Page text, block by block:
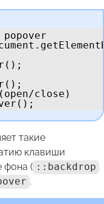
popover
close)
такие
клавиши
фона ( ::backdrop
.